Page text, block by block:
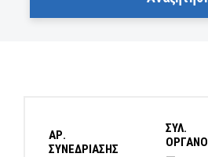
ΑΡ.
ΣΥΝΕΔΡΙΑΣΗΣ
ΣΥΛ.
ΟΡΓΑΝΟ